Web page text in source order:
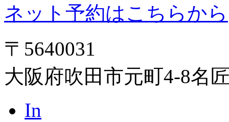
ネット予約はこちらから
〒5640031
大阪府吹田市元町4-8名
In